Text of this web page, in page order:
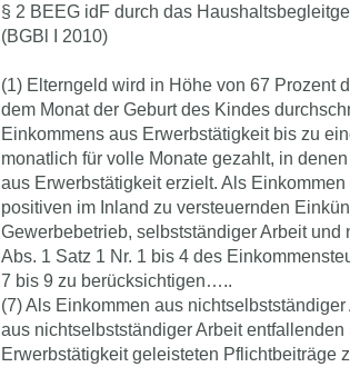
§ 2 BEEG idF durch das
(BGBl I 2010)
(1) Elterngeld wird in Höhe von 67 Prozent
dem Monat der Geburt des Kindes
Einkommens aus Erwerbstätigkeit bis zu
monatlich für volle Monate gezahlt, in
aus Erwerbstätigkeit erzielt. Als
positiven im Inland zu versteuernden
Gewerbebetrieb, selbstständiger Arbeit und
Abs. 1 Satz 1 Nr. 1 bis 4 des
7 bis 9 zu berücksichtigen…..
(7) Als Einkommen aus
aus nichtselbstständiger Arbeit
Erwerbstätigkeit geleisteten Pflichtbeiträge